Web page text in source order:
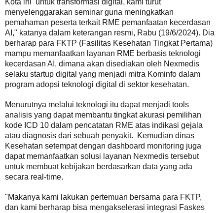
Kota ini untuk transformasi digital, kami turut
menyelenggarakan seminar guna meningkatkan
pemahaman peserta terkait RME pemanfaatan kecerdasan
AI," katanya dalam keterangan resmi, Rabu (19/6/2024). Dia
berharap para FKTP (Fasilitas Kesehatan Tingkat Pertama)
mampu memanfaatkan layanan RME berbasis teknologi
kecerdasan AI, dimana akan disediakan oleh Nexmedis
selaku startup digital yang menjadi mitra Kominfo dalam
program adopsi teknologi digital di sektor kesehatan.
Menurutnya melalui teknologi itu dapat menjadi tools
analisis yang dapat membantu tingkat akurasi pemilihan
kode ICD 10 dalam pencatatan RME atas indikasi gejala
atau diagnosis dari sebuah penyakit. Kemudian dinas
Kesehatan setempat dengan dashboard monitoring juga
dapat memanfaatkan solusi layanan Nexmedis tersebut
untuk membuat kebijakan berdasarkan data yang ada
secara real-time.
"Makanya kami lakukan pertemuan bersama para FKTP,
dan kami berharap bisa mengakselerasi integrasi Faskes